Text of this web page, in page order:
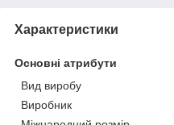
Характеристики
Основні атрибути
Вид виробу
Виробник